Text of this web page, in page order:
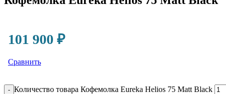
101 900 ₽
Сравнить
- Количество товара Кофемолка Eureka Helios 75 Matt Black